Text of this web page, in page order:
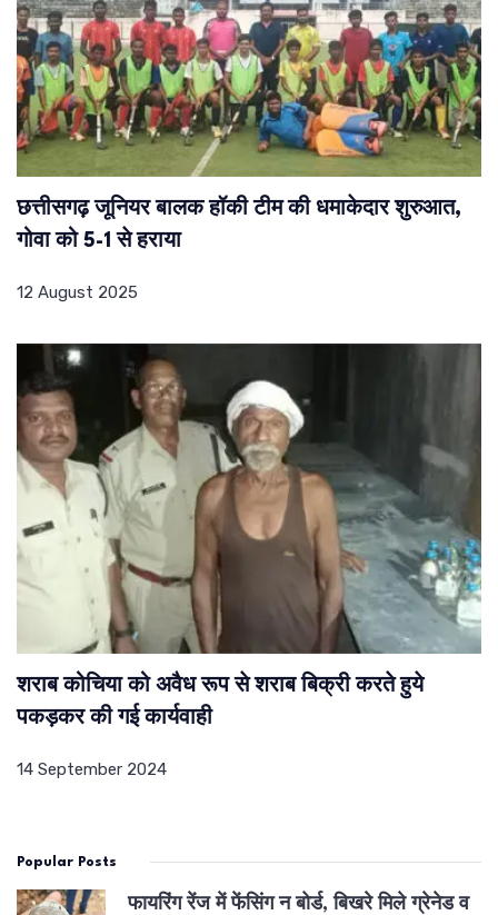
छत्तीसगढ़ जूनियर बालक हॉकी टीम की धमाकेदार शुरुआत,
गोवा को 5-1 से हराया
12 August 2025
शराब कोचिया को अवैध रूप से शराब बिक्री करते हुये
पकड़कर की गई कार्यवाही
14 September 2024
Popular Posts
फायरिंग रेंज में फेंसिंग न बोर्ड, बिखरे मिले ग्रेनेड व